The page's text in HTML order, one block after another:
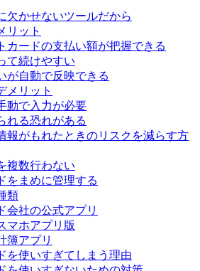
欠かせないツールだから
リット
カードの支払い額が把握できる
て続けやすい
が自動で反映できる
メリット
動で入力が必要
れる恐れがある
報がもれたときのリスクを減らす方
複数行わない
をまめに管理する
類
会社の公式アプリ
マホアプリ版
簿アプリ
を使いすぎてしまう理由